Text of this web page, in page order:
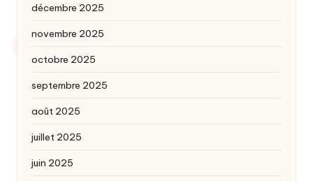
décembre 2025
novembre 2025
octobre 2025
septembre 2025
août 2025
juillet 2025
juin 2025